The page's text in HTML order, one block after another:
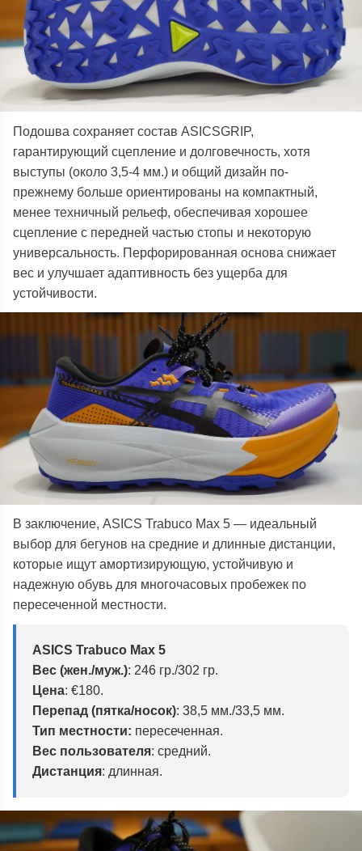
Подошва сохраняет состав ASICSGRIP,
гарантирующий сцепление и долговечность, хотя
выступы (около 3,5-4 мм.) и общий дизайн по-
прежнему больше ориентированы на компактный,
менее техничный рельеф, обеспечивая хорошее
сцепление с передней частью стопы и некоторую
универсальность. Перфорированная основа снижает
вес и улучшает адаптивность без ущерба для
устойчивости.
В заключение,ASICS Trabuco Max 5 — идеальный
выбор для бегунов на средние и длинные дистанции,
которые ищут амортизирующую, устойчивую и
надежную обувь для многочасовых пробежек по
пересеченной местности.
ASICS Trabuco Max 5
Вес (жен./муж.): 246 гр./302 гр.
Цена: €180.
Перепад (пятка/носок): 38,5 мм./33,5 мм.
Тип местности: пересеченная.
Вес пользователя: средний.
Дистанция: длинная.